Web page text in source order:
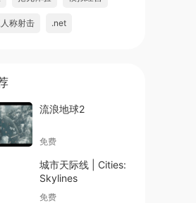
称射击 .net
流浪地球2
免费
城市天际线 | Cities:
Skylines
免费